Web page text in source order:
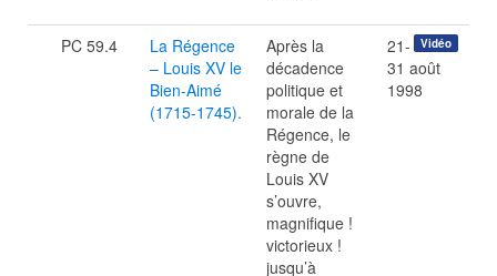
PC 59.4
La Régence
– Louis XV le
Bien-Aimé
(1715-1745).
Après la
décadence
politique et
morale de la
Régence, le
règne de
Louis XV
s’ouvre,
magnifique !
victorieux !
jusqu’à
Vidéo
21-
31 août
1998